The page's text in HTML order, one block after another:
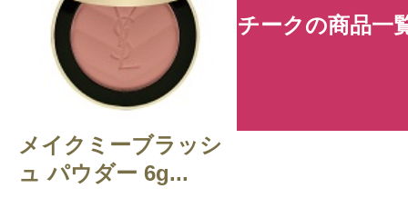
メイクミーブラッシ
ュ パウダー 6g...
チークの商品一